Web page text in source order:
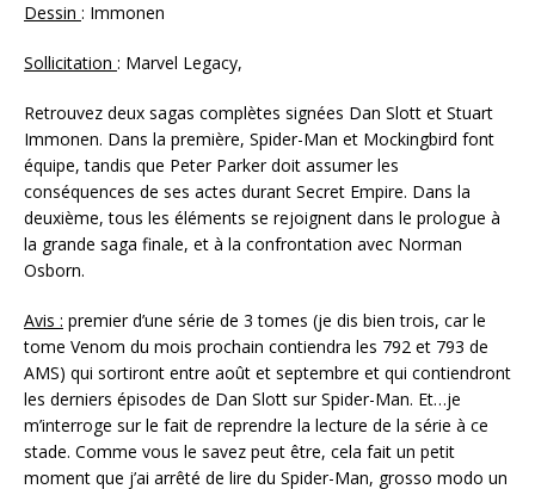
Dessin : Immonen
Sollicitation : Marvel Legacy,
Retrouvez deux sagas complètes signées Dan Slott et Stuart
Immonen. Dans la première, Spider-Man et Mockingbird font
équipe, tandis que Peter Parker doit assumer les
conséquences de ses actes durant Secret Empire. Dans la
deuxième, tous les éléments se rejoignent dans le prologue à
la grande saga finale, et à la confrontation avec Norman
Osborn.
Avis : premier d’une série de 3 tomes (je dis bien trois, car le
tome Venom du mois prochain contiendra les 792 et 793 de
AMS) qui sortiront entre août et septembre et qui contiendront
les derniers épisodes de Dan Slott sur Spider-Man. Et…je
m’interroge sur le fait de reprendre la lecture de la série à ce
stade. Comme vous le savez peut être, cela fait un petit
moment que j’ai arrêté de lire du Spider-Man, grosso modo un